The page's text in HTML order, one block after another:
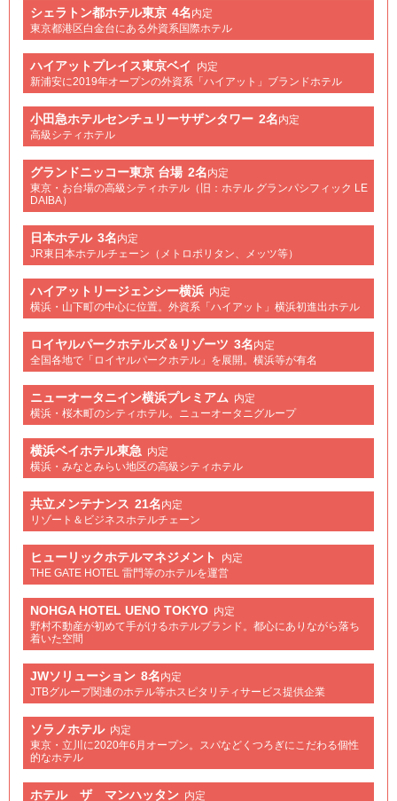
シェラトン都ホテル東京 4名内定
東京都港区白金台にある外資系国際ホテル
ハイアットプレイス東京ベイ
内定
新浦安に2019年オープンの外資系「ハイアット」ブランドホテル
小田急ホテルセンチュリーサザンタワー 2名内定
高級シティホテル
グランドニッコー東京 台場 2名内定
東京・お台場の高級シティホテル（旧：ホテル グランパシフィック LE
DAIBA）
日本ホテル 3名内定
JR東日本ホテルチェーン（メトロポリタン、メッツ等）
ハイアットリージェンシー横浜 内定
横浜・山下町の中心に位置。外資系「ハイアット」横浜初進出ホテル
ロイヤルパークホテルズ＆リゾーツ 3名内定
全国各地で「ロイヤルパークホテル」を展開。横浜等が有名
ニューオータニイン横浜プレミアム 内定
横浜・桜木町のシティホテル。ニューオータニグループ
横浜ベイホテル東急 内定
横浜・みなとみらい地区の高級シティホテル
共立メンテナンス 21名内定
リゾート＆ビジネスホテルチェーン
ヒューリックホテルマネジメント
内定
THE GATE HOTEL 雷門等のホテルを運営
NOHGA HOTEL UENO TOKYO 内定
野村不動産が初めて手がけるホテルブランド。都心にありながら落ち
着いた空間
JWソリューション 8名内定
JTBグループ関連のホテル等ホスピタリティサービス提供企業
ソラノホテル 内定
東京・立川に2020年6月オープン。スパなどくつろぎにこだわる個性
的なホテル
ホテル ザ マンハッタン 内定